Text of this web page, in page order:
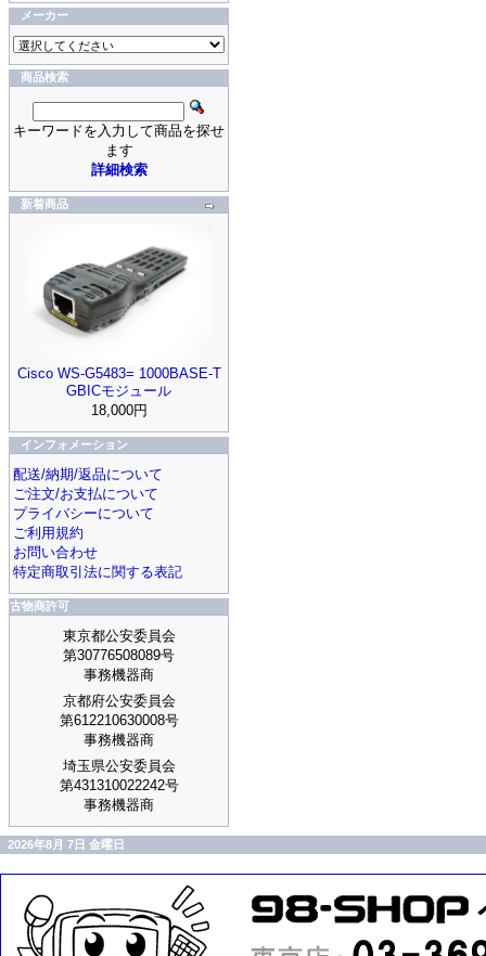
メーカー
商品検索
キーワードを入力して商品を探せ
ます
詳細検索
新着商品
Cisco WS-G5483= 1000BASE-T
GBICモジュール
18,000円
インフォメーション
配送/納期/返品について
ご注文/お支払について
プライバシーについて
ご利用規約
お問い合わせ
特定商取引法に関する表記
古物商許可
東京都公安委員会
第30776508089号
事務機器商
京都府公安委員会
第612210630008号
事務機器商
埼玉県公安委員会
第431310022242号
事務機器商
2026年8月 7日 金曜日